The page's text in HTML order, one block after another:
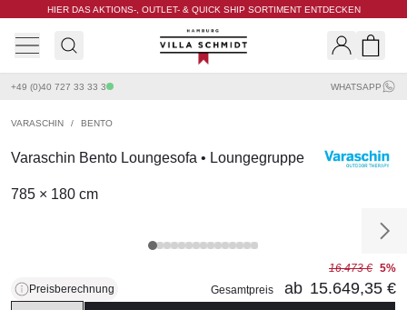
HIER DAS AKTIONS-, OUTLET- & QUICK SHIP SORTIMENT ENTDECKEN
Villa Schmidt
+49 (0)40 727 33 33 3 WHATSAPP
VARASCHIN / BENTO
Varaschin Bento Loungesofa • Loungegruppe
785 × 180 cm
Preisberechnung
16.473 € 5%
Gesamtpreis
ab 15.649,35 €